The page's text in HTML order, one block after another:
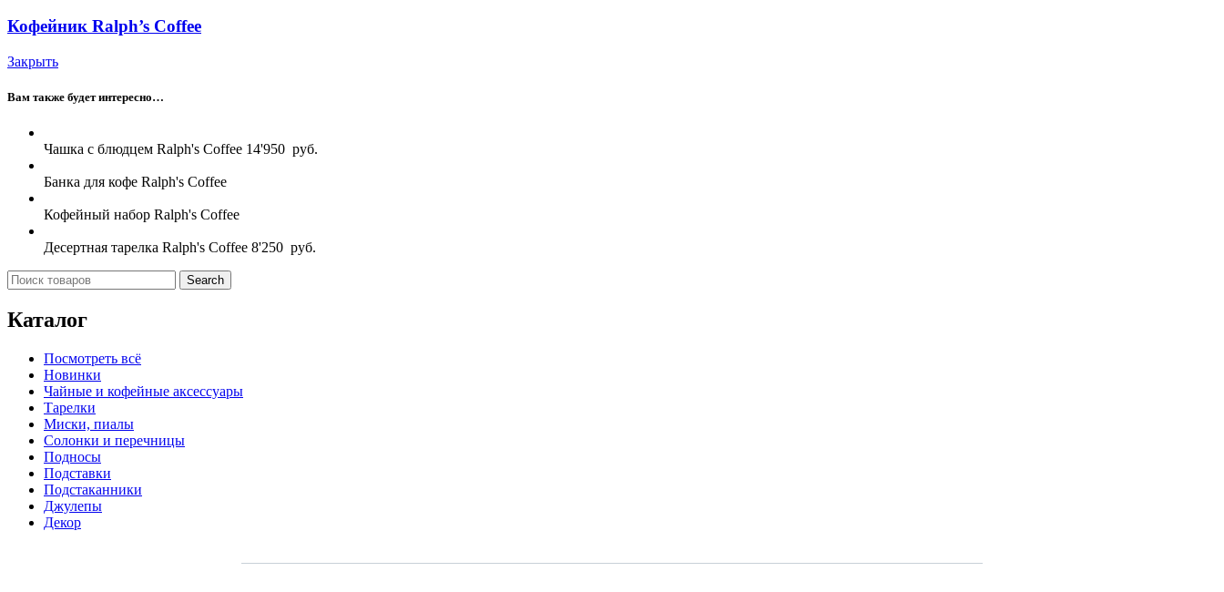
Кофейник Ralph’s Coffee
Закрыть
Вам также будет интересно…
Чашка с блюдцем Ralph's Coffee 14'950 руб.
Банка для кофе Ralph's Coffee
Кофейный набор Ralph's Coffee
Десертная тарелка Ralph's Coffee 8'250 руб.
Search
Каталог
Посмотреть всё
Новинки
Чайные и кофейные аксессуары
Тарелки
Миски, пиалы
Солонки и перечницы
Подносы
Подставки
Подстаканники
Джулепы
Декор